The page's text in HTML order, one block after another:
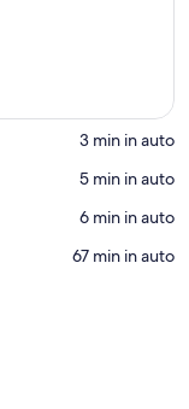
‪3 min in auto‬
‪5 min in auto‬
‪6 min in auto‬
‪67 min in auto‬